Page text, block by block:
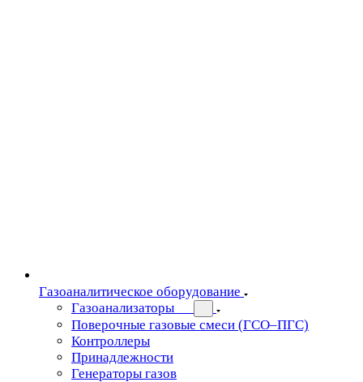
Газоаналитическое оборудование
Газоанализаторы
Поверочные газовые смеси (ГСО–ПГС)
Контроллеры
Принадлежности
Генераторы газов